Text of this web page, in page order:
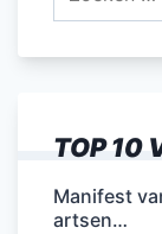
TOP 10
Manifest
artsen…